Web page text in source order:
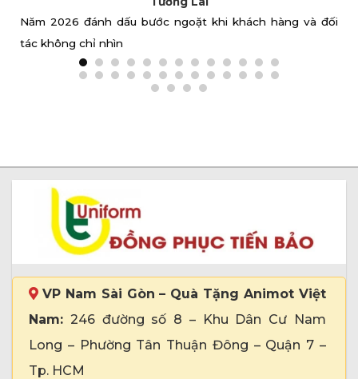
Công Ty TNHH May Và Thương Mại Tiến Bảo nhận may
đồng phục giá rẻ
VP Nam Sài Gòn – Quà Tặng Animot Việt
Nam: 246 đường số 8 – Khu Dân Cư Nam
Long – Phường Tân Thuận Đông – Quận 7 –
Tp. HCM